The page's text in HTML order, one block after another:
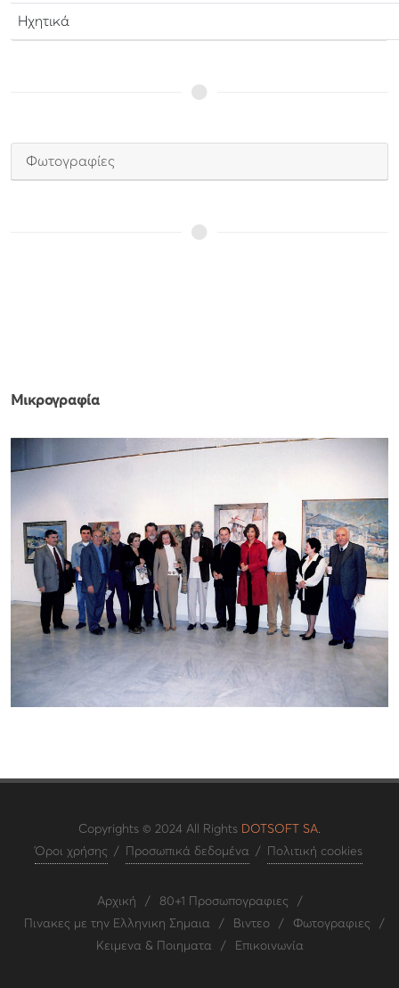
Ηχητικά
Φωτογραφίες
Μικρογραφία
Copyrights © 2024 All Rights DOTSOFT SA.
Όροι χρήσης / Προσωπικά δεδομένα / Πολιτική cookies
Αρχική / 80+1 Προσωπογραφιες
/
Πινακες με την Ελληνικη Σημαια
/ Βιντεο / Φωτογραφιες
/
Κειμενα & Ποιηματα
/ Επικοινωνία